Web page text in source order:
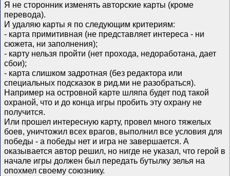
Я не сторонник изменять авторские карты (кроме
перевода).
И удаляю карты я по следующим критериям:
- карта примитивная (не представляет интереса - ни
сюжета, ни заполнения);
- карту нельзя пройти (нет прохода, недоработана, дает
сбои);
- карта слишком задротная (без редактора или
специальных подсказок в рид.ми не разобраться).
Например на островной карте шляпа будет под такой
охраной, что и до конца игры пробить эту охрану не
получится.
Или прошел интересную карту, провел много тяжелых
боев, уничтожил всех врагов, выполнил все условия для
победы - а победы нет и игра не завершается. А
оказывается автор решил, но нигде не указал, что герой в
начале игры должен был передать бутылку зелья на
опохмел своему союзнику.